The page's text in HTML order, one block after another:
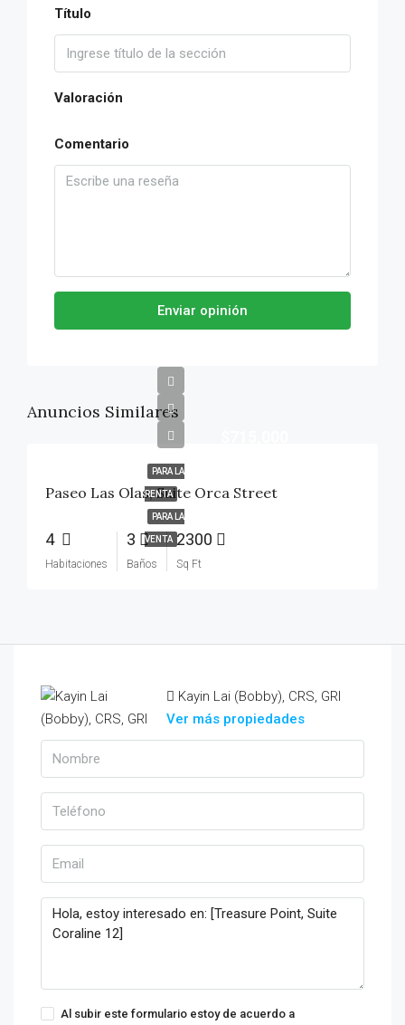
Título
Valoración
Comentario
Enviar opinión
Anuncios Similares
PARA LA
RENTA
PARA LA
VENTA
Paseo Las Olas, Suite Orca Street
4
Habitaciones
3
Baños
2300
Sq Ft
Kayin Lai (Bobby), CRS, GRI
Ver más propiedades
Al subir este formulario estoy de acuerdo a